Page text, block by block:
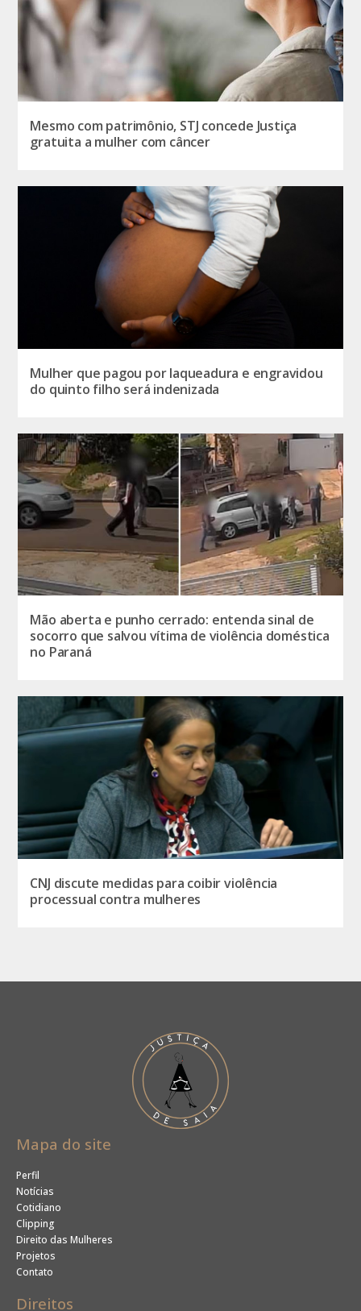
Mesmo com patrimônio, STJ concede Justiça
gratuita a mulher com câncer
Mulher que pagou por laqueadura e engravidou
do quinto filho será indenizada
Mão aberta e punho cerrado: entenda sinal de
socorro que salvou vítima de violência doméstica
no Paraná
CNJ discute medidas para coibir violência
processual contra mulheres
Mapa do site
Perfil
Notícias
Cotidiano
Clipping
Direito das Mulheres
Projetos
Contato
Direitos